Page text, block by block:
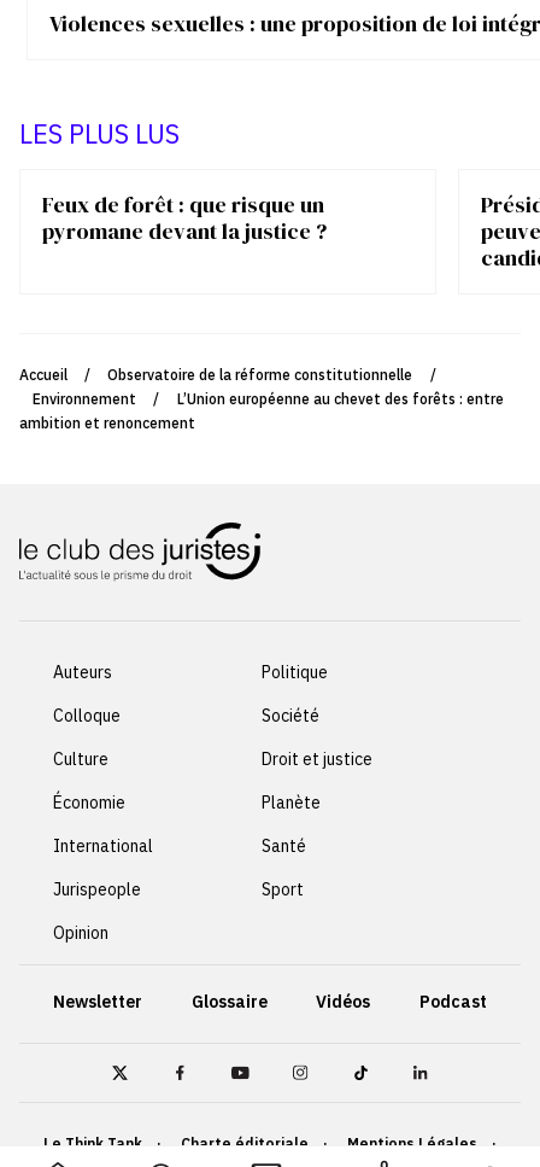
Violences sexuelles : une proposition de loi
LES PLUS LUS
Feux de forêt : que risque un
pyromane devant la justice ?
Accueil / Observatoire de la réforme constitutionnelle
/
Environnement
/
L’Union européenne au chevet des forêts : entre
ambition et renoncement
Auteurs
Colloque
Culture
Économie
International
Jurispeople
Opinion
Politique
Société
Droit et justice
Planète
Santé
Sport
Newsletter Glossaire Vidéos Podcast
Le Think Tank Charte éditoriale Mentions Légales